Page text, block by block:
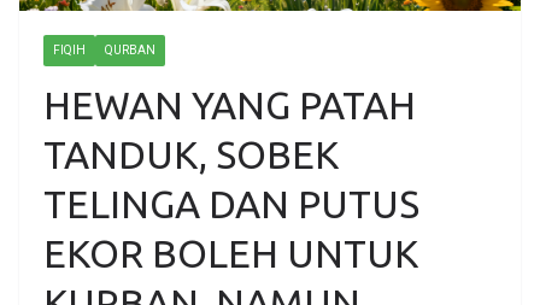
FIQIH QURBAN
HEWAN YANG PATAH
TANDUK, SOBEK
TELINGA DAN PUTUS
EKOR BOLEH UNTUK